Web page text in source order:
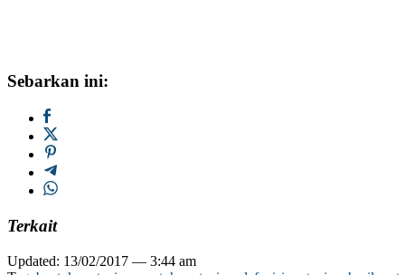
Sebarkan ini:
Terkait
Updated: 13/02/2017 — 3:44 am